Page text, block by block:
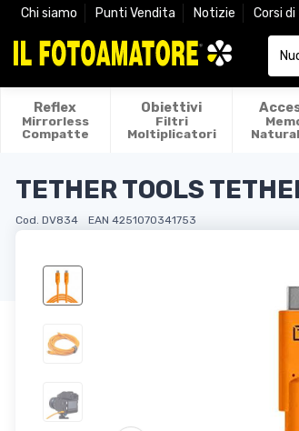
Chi siamo Punti Vendita Notizie Corsi
Reflex
Mirrorless
Compatte
Obiettivi
Filtri
Moltiplicatori
TETHER TOOLS
Cod. DV834 EAN 4251070341753